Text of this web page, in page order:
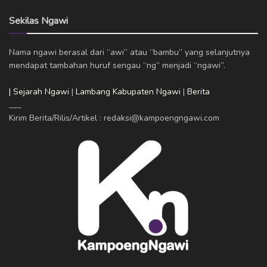
Sekilas Ngawi
Nama ngawi berasal dari “awi” atau “bambu” yang selanjutnya
mendapat tambahan huruf sengau “ng” menjadi “ngawi”.
| Sejarah Ngawi | Lambang Kabupaten Ngawi | Berita
Kirim Berita/Rilis/Artikel : redaksi@kampoengngawi.com